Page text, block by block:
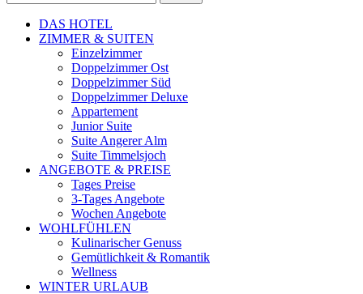
DAS HOTEL
ZIMMER & SUITEN
Einzelzimmer
Doppelzimmer Ost
Doppelzimmer Süd
Doppelzimmer Deluxe
Appartement
Junior Suite
Suite Angerer Alm
Suite Timmelsjoch
ANGEBOTE & PREISE
Tages Preise
3-Tages Angebote
Wochen Angebote
WOHLFÜHLEN
Kulinarischer Genuss
Gemütlichkeit & Romantik
Wellness
WINTER URLAUB